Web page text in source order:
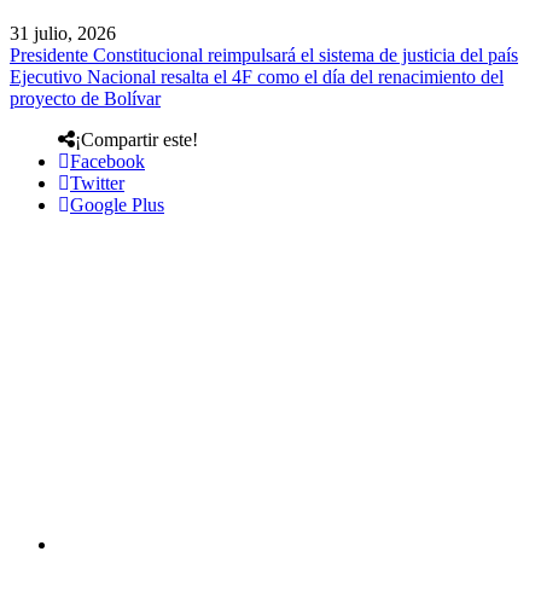
31 julio, 2026
Presidente Constitucional reimpulsará el sistema de justicia del país
Ejecutivo Nacional resalta el 4F como el día del renacimiento del
proyecto de Bolívar
¡Compartir este!
Facebook
Twitter
Google Plus